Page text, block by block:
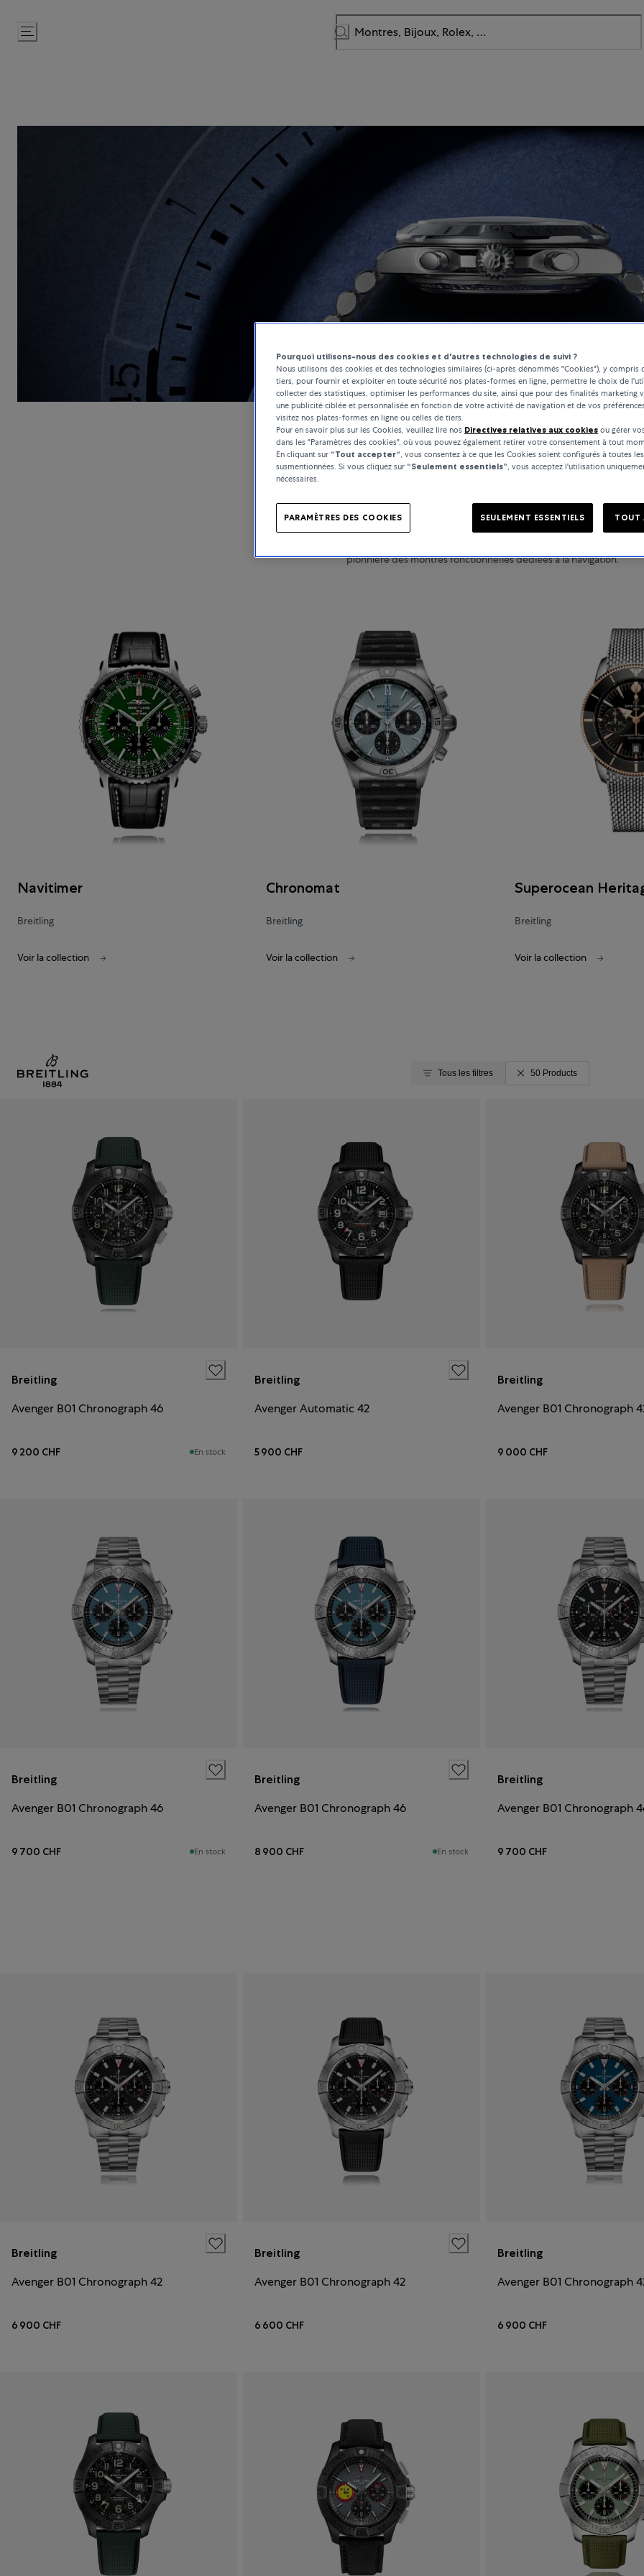
Passer
au
MONTRES
Fondée en 1884, Breitling est aujourd’hui l’un des principaux fabricants de montres
pionnière des montres fonctionnelles dédiées à la navigation.
Navitimer
Breitling
Voir la collection
Chronomat
Breitling
Voir la collection
Superocean
Breitling
Voir la collection
Tous les filtres 50 Products
Breitling
Avenger B01 Chronograph 46
9 200 CHF En stock
Breitling
Avenger Automatic 42
5 900 CHF
Breitling
Avenger B01 Chronograph
9 000 CHF
Breitling
Avenger B01 Chronograph 46
9 700 CHF En stock
Breitling
Avenger B01 Chronograph 46
8 900 CHF En stock
Breitling
Avenger B01 Chronograph
9 700 CHF
Breitling
Avenger B01 Chronograph 42
6 900 CHF
Breitling
Avenger B01 Chronograph 42
6 600 CHF
Breitling
Avenger B01 Chronograph
6 900 CHF
Pourquoi utilisons-nous des cookies et d'autres technologies de suivi ?
Nous utilisons des cookies et des technologies similaires (ci-après dénommés "Cookies"), y compris
tiers, pour fournir et exploiter en toute sécurité nos plates-formes en ligne, permettre le choix de
collecter des statistiques, optimiser les performances du site, ainsi que pour des finalités marketing
une publicité ciblée et personnalisée en fonction de votre activité de navigation et de vos
visitez nos plates-formes en ligne ou celles de tiers.
Pour en savoir plus sur les Cookies, veuillez lire nos Directives relatives aux cookies ou gérer
dans les "Paramètres des cookies", où vous pouvez également retirer votre consentement à tout
En cliquant sur “Tout accepter“, vous consentez à ce que les Cookies soient configurés à toutes
susmentionnées. Si vous cliquez sur “Seulement essentiels”, vous acceptez l'utilisation
nécessaires.
PARAMÈTRES DES COOKIES SEULEMENT ESSENTIELS TOUT